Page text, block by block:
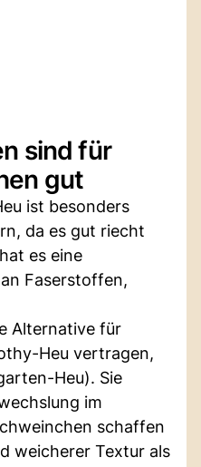
sind für
gut
ist besonders
da es gut riecht
es eine
Faserstoffen,
Alternative für
Heu vertragen,
Heu). Sie
im
schaffen
weicherer Textur als